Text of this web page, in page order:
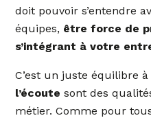
doit pouvoir s’entendre
équipes, être force de
s’intégrant à votre
C’est un juste équilibre
l’écoute sont des
métier. Comme pour